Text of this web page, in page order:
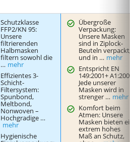
Schutzklasse
FFP2/KN 95:
Unsere
filtrierenden
Halbmasken
filtern sowohl die
… mehr
Effizientes 3-
Schicht-
Filtersystem:
Spunbond,
Meltbond,
Nonwoven –
Hochgradige …
mehr
Hygienische
Übergroße
Verpackung:
Unsere Masken
sind in Ziplock-
Beuteln
und in … mehr
Entspricht EN
149:2001+
Jede unserer
Masken wird in
strenger … mehr
Komfort beim
Atmen: Unsere
Masken bieten
extrem hohes
Maß an Schutz,